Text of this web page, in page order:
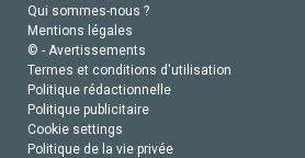
Qui sommes-nous ?
Mentions légales
© - Avertissements
Termes et conditions d'utilisation
Politique rédactionnelle
Politique publicitaire
Cookie settings
Politique de la vie privée